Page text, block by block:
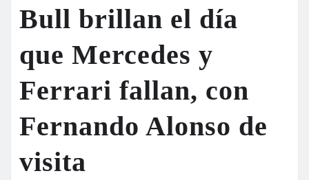
Bull brillan el día
que Mercedes y
Ferrari fallan, con
Fernando Alonso de
visita